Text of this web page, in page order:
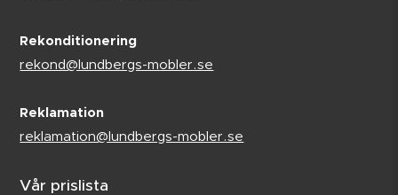
Rekonditionering
rekond@lundbergs-mobler.se
Reklamation
reklamation@lundbergs-mobler.se
Vår prislista